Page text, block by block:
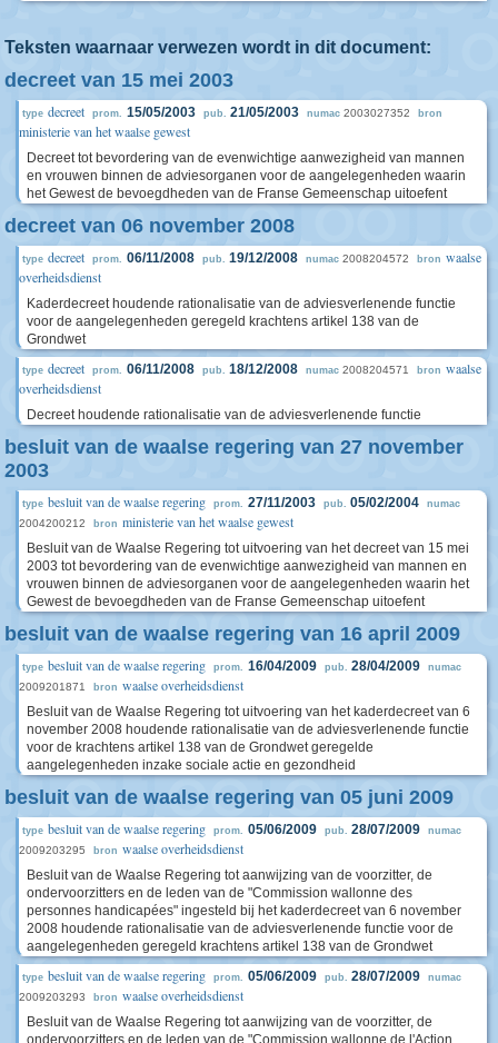
Teksten waarnaar verwezen wordt in dit document:
decreet van 15 mei 2003
type decreet prom. 15/05/2003 pub. 21/05/2003 numac 2003027352 bron
ministerie van het waalse gewest
Decreet tot bevordering van de evenwichtige aanwezigheid van mannen
en vrouwen binnen de adviesorganen voor de aangelegenheden waarin
het Gewest de bevoegdheden van de Franse Gemeenschap uitoefent
decreet van 06 november 2008
type decreet prom. 06/11/2008 pub. 19/12/2008 numac 2008204572 bron waalse
overheidsdienst
Kaderdecreet houdende rationalisatie van de adviesverlenende functie
voor de aangelegenheden geregeld krachtens artikel 138 van de
Grondwet
type decreet prom. 06/11/2008 pub. 18/12/2008 numac 2008204571 bron waalse
overheidsdienst
Decreet houdende rationalisatie van de adviesverlenende functie
besluit van de waalse regering van 27 november
2003
type besluit van de waalse regering prom. 27/11/2003 pub. 05/02/2004 numac
2004200212 bron ministerie van het waalse gewest
Besluit van de Waalse Regering tot uitvoering van het decreet van 15 mei
2003 tot bevordering van de evenwichtige aanwezigheid van mannen en
vrouwen binnen de adviesorganen voor de aangelegenheden waarin het
Gewest de bevoegdheden van de Franse Gemeenschap uitoefent
besluit van de waalse regering van 16 april 2009
type besluit van de waalse regering prom. 16/04/2009 pub. 28/04/2009 numac
2009201871 bron waalse overheidsdienst
Besluit van de Waalse Regering tot uitvoering van het kaderdecreet van 6
november 2008 houdende rationalisatie van de adviesverlenende functie
voor de krachtens artikel 138 van de Grondwet geregelde
aangelegenheden inzake sociale actie en gezondheid
besluit van de waalse regering van 05 juni 2009
type besluit van de waalse regering prom. 05/06/2009 pub. 28/07/2009 numac
2009203295 bron waalse overheidsdienst
Besluit van de Waalse Regering tot aanwijzing van de voorzitter, de
ondervoorzitters en de leden van de "Commission wallonne des
personnes handicapées" ingesteld bij het kaderdecreet van 6 november
2008 houdende rationalisatie van de adviesverlenende functie voor de
aangelegenheden geregeld krachtens artikel 138 van de Grondwet
type besluit van de waalse regering prom. 05/06/2009 pub. 28/07/2009 numac
2009203293 bron waalse overheidsdienst
Besluit van de Waalse Regering tot aanwijzing van de voorzitter, de
ondervoorzitters en de leden van de "Commission wallonne de l'Action